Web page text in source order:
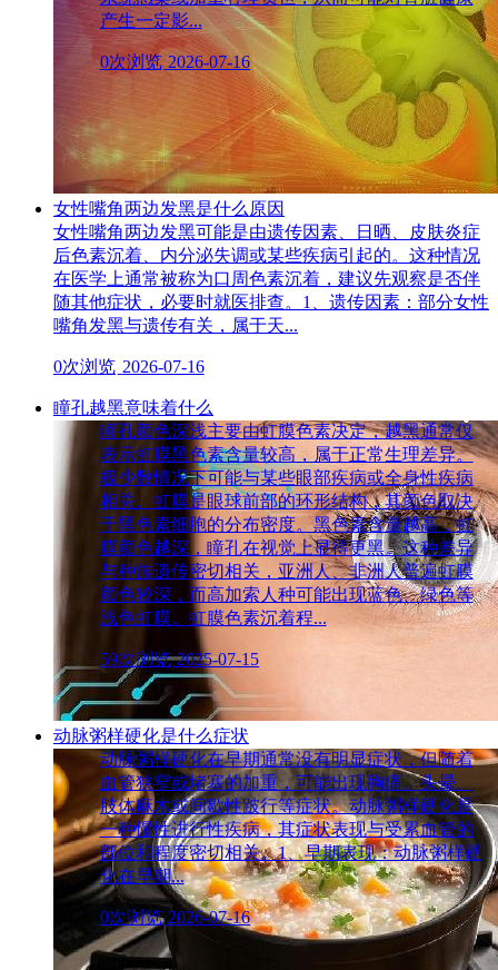
产生一定影...
0次浏览 2026-07-16
女性嘴角两边发黑是什么原因
女性嘴角两边发黑可能是由遗传因素、日晒、皮肤炎症
后色素沉着、内分泌失调或某些疾病引起的。这种情况
在医学上通常被称为口周色素沉着，建议先观察是否伴
随其他症状，必要时就医排查。1、遗传因素：部分女性
嘴角发黑与遗传有关，属于天...
0次浏览 2026-07-16
瞳孔越黑意味着什么
瞳孔颜色深浅主要由虹膜色素决定，越黑通常仅
表示虹膜黑色素含量较高，属于正常生理差异。
极少数情况下可能与某些眼部疾病或全身性疾病
相关。虹膜是眼球前部的环形结构，其颜色取决
于黑色素细胞的分布密度。黑色素含量越高，虹
膜颜色越深，瞳孔在视觉上显得更黑。这种差异
与种族遗传密切相关，亚洲人、非洲人普遍虹膜
颜色较深，而高加索人种可能出现蓝色、绿色等
浅色虹膜。虹膜色素沉着程...
59次浏览 2025-07-15
动脉粥样硬化是什么症状
动脉粥样硬化在早期通常没有明显症状，但随着
血管狭窄或堵塞的加重，可能出现胸痛、头晕、
肢体麻木或间歇性跛行等症状。动脉粥样硬化是
一种慢性进行性疾病，其症状表现与受累血管的
部位和程度密切相关。1、早期表现：动脉粥样硬
化在早期...
0次浏览 2026-07-16